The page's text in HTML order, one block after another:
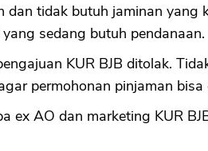
dan tidak butuh jaminan yang
sedang butuh pendanaan.
KUR BJB ditolak.
permohonan pinjaman bisa
ex AO dan marketing KUR